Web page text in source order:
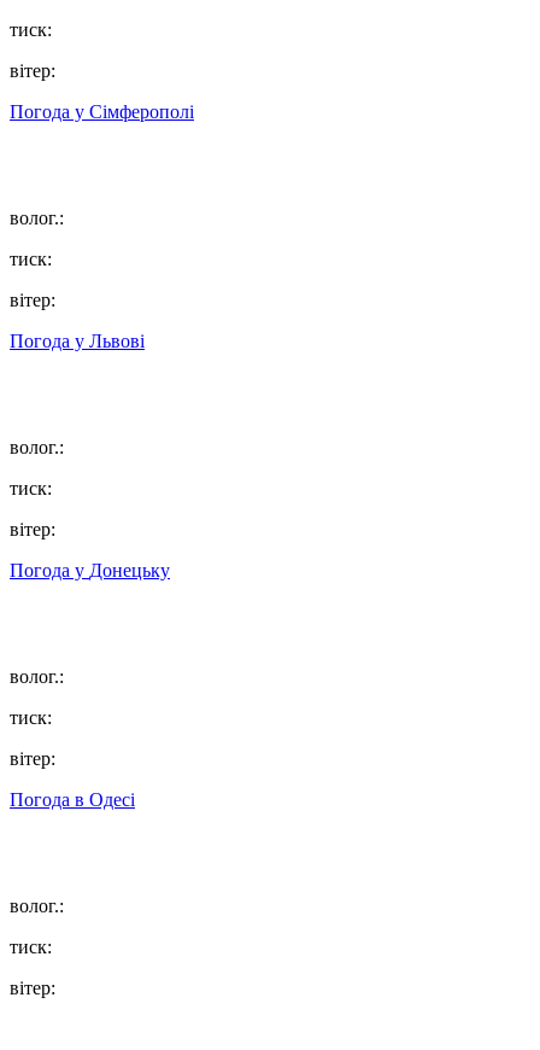
тиск:
вітер:
Погода у Сімферополі
волог.:
тиск:
вітер:
Погода у Львові
волог.:
тиск:
вітер:
Погода у Донецьку
волог.:
тиск:
вітер:
Погода в Одесі
волог.:
тиск:
вітер: